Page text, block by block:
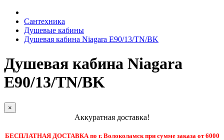
Сантехника
Душевые кабины
Душевая кабина Niagara E90/13/TN/BK
Душевая кабина Niagara
E90/13/TN/BK
×
Аккуратная доставка!
БЕСПЛАТНАЯ ДОСТАВКА по г. Волоколамск при сумме заказа от 6000